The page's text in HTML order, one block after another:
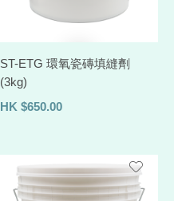
ST-ETG 環氧瓷磚填縫劑
(3kg)
HK $650.00